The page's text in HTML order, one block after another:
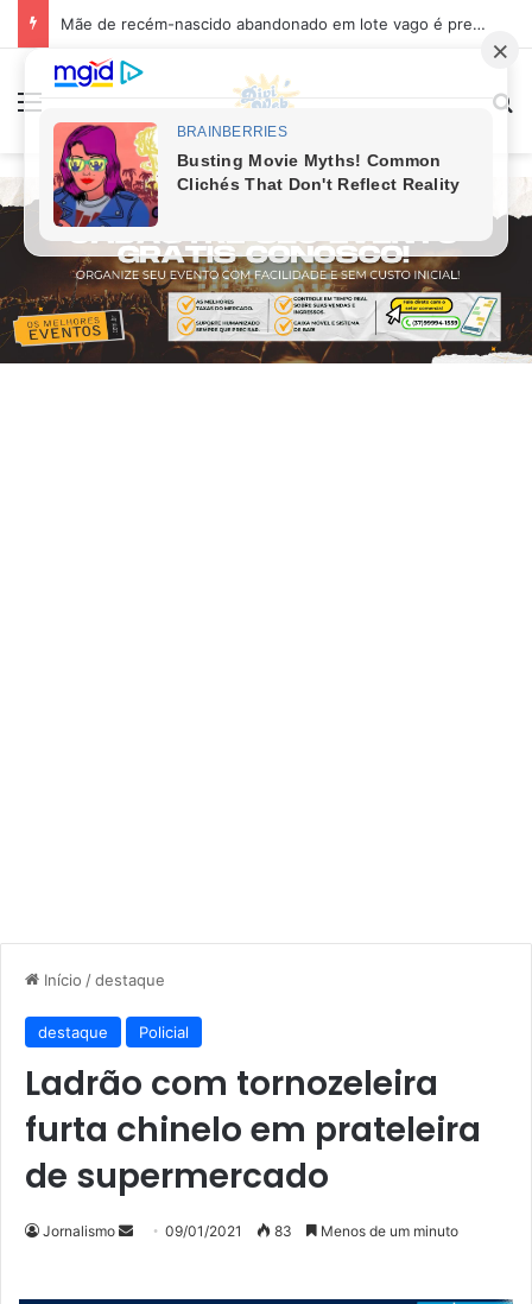
Mãe de recém-nascido abandonado em lote vago é presa em Sabará
Menu
Início /destaque
destaque Policial
Ladrão com tornozeleira
furta chinelo em prateleira
de supermercado
Jornalismo
Mande09/01/2021 83 Menos de um minuto